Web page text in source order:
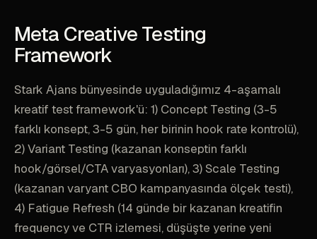
Meta Creative Testing
Framework
Stark Ajans bünyesinde uyguladığımız 4-aşamalı
kreatif test framework'ü: 1) Concept Testing (3-5
farklı konsept, 3-5 gün, her birinin hook rate kontrolü),
2) Variant Testing (kazanan konseptin farklı
hook/görsel/CTA varyasyonları), 3) Scale Testing
(kazanan varyant CBO kampanyasında ölçek testi),
4) Fatigue Refresh (14 günde bir kazanan kreatifin
frequency ve CTR izlemesi, düşüşte yerine yeni